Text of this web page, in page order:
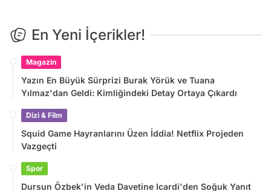
En Yeni İçerikler!
Magazin
Yazın En Büyük Sürprizi Burak Yörük ve Tuana
Yılmaz'dan Geldi: Kimliğindeki Detay Ortaya Çıkardı
Dizi & Film
Squid Game Hayranlarını Üzen İddia! Netflix Projeden
Vazgeçti
Spor
Dursun Özbek'in Veda Davetine Icardi'den Soğuk Yanıt